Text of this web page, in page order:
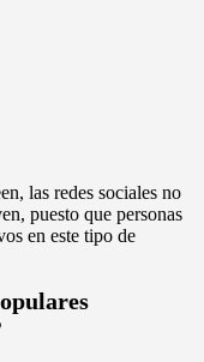
las redes sociales no
puesto que personas
en este tipo de